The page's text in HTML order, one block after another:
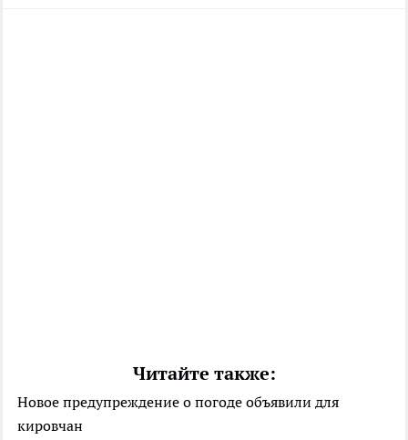
Читайте также:
Новое предупреждение о погоде объявили для
кировчан